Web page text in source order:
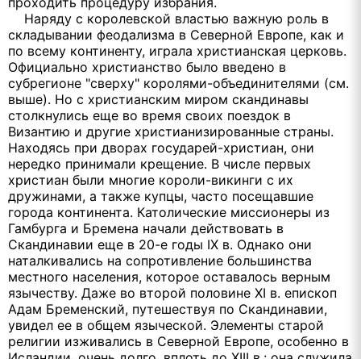
Наряду с королевской властью важную роль в
складывании феодализма в Северной Европе, как и
по всему континенту, играла христианская церковь.
Официально христианство было введено в
субрегионе "сверху" королями-объединителями (см.
выше). Но с христианским миром скандинавы
столкнулись еще во время своих поездок в
Византию и другие христианизированные страны.
Находясь при дворах государей-христиан, они
нередко принимали крещение. В числе первых
христиан были многие короли-викинги с их
дружинами, а также купцы, часто посещавшие
города континента. Католические миссионеры из
Гамбурга и Бремена начали действовать в
Скандинавии еще в 20-е годы IX в. Однако они
наталкивались на сопротивление большинства
местного населения, которое оставалось верным
язычеству. Даже во второй половине XI в. епископ
Адам Бременский, путешествуя по Скандинавии,
увидел ее в общем языческой. Элементы старой
религии изживались в Северной Европе, особенно в